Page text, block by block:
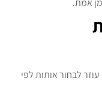
אמת.
לבחור אותות לפי